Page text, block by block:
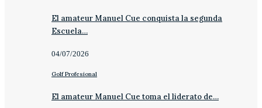
El amateur Manuel Cue conquista la segunda
Escuela…
04/07/2026
Golf Profesional
El amateur Manuel Cue toma el liderato de…